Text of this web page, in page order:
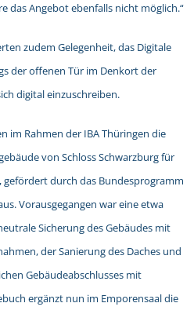
das Angebot ebenfalls nicht möglich.“
zudem Gelegenheit, das Digitale
der offenen Tür im Denkort der
digital einzuschreiben.
im Rahmen der IBA Thüringen die
von Schloss Schwarzburg für
durch das Bundesprogramm
Vorausgegangen war eine etwa
Sicherung des Gebäudes mit
der Sanierung des Daches und
Gebäudeabschlusses mit
ergänzt nun im Emporensaal die